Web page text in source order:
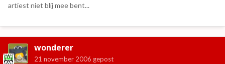
artiest niet blij mee bent...
wonderer
21 november 2006 gepost